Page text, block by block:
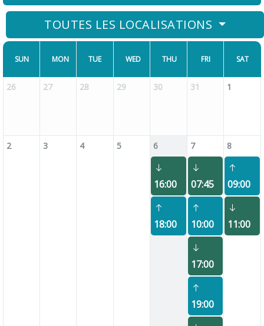
TOUTES LES LOCALISATIONS
SUN MON TUE WED THU FRI SAT
26 27 28 29 30 31 1
2 3 4 5 6
16:00
18:00
7
07:45
10:00
17:00
19:00
8
09:00
11:00